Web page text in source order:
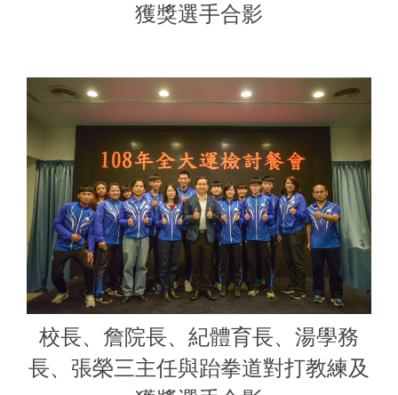
獲獎選手合影
校長、詹院長、紀體育長、湯學務
長、張榮三主任與跆拳道對打教練及